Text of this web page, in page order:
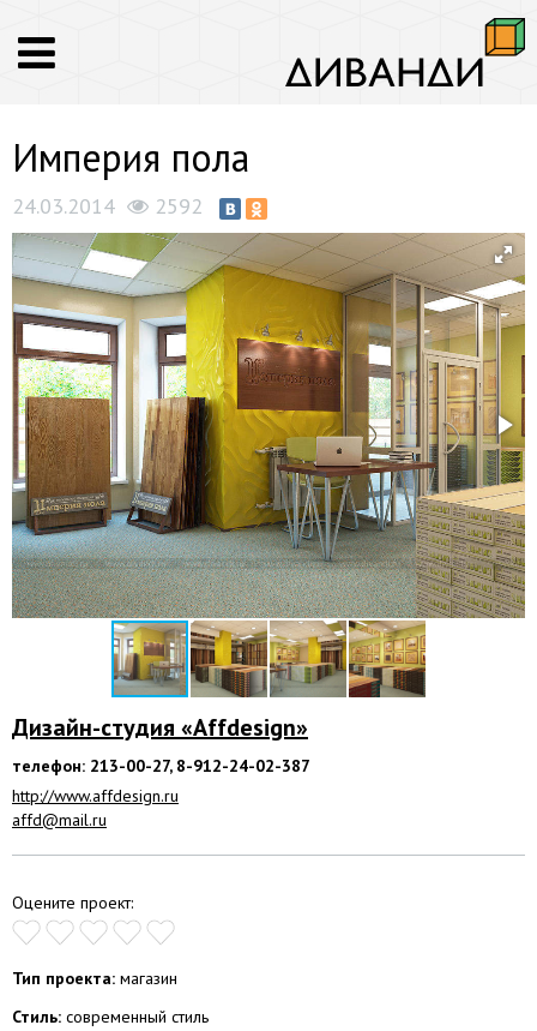
Империя пола
24.03.2014 2592
Дизайн-студия «Affdesign»
телефон: 213-00-27, 8-912-24-02-387
http://www.affdesign.ru
affd@mail.ru
Оцените проект:
Тип проекта: магазин
Стиль: современный стиль